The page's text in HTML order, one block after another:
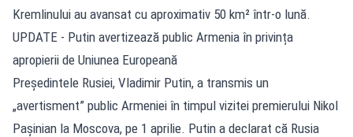
Kremlinului au avansat cu aproximativ 50 km² într-o lună.
UPDATE - Putin avertizează public Armenia în privința
apropierii de Uniunea Europeană
Președintele Rusiei, Vladimir Putin, a transmis un
„avertisment” public Armeniei în timpul vizitei premierului Nikol
Pașinian la Moscova, pe 1 aprilie. Putin a declarat că Rusia